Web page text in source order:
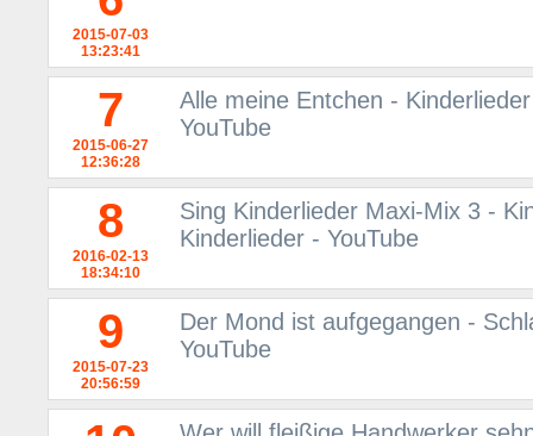
2015-07-03
13:23:41
7
2015-06-27
12:36:28
Alle meine Entchen -
YouTube
8
2016-02-13
18:34:10
Sing Kinderlieder Maxi-Mix 3 -
Kinderlieder - YouTube
9
2015-07-23
20:56:59
Der Mond ist aufgegangen -
YouTube